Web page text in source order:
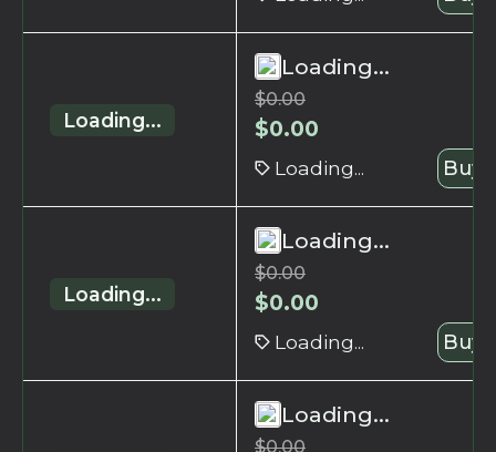
Loading...
Loading...
$0.00
$0.00
Loading... Buy
Loading...
Loading...
$0.00
$0.00
Loading... Buy
Loading...
$0.00